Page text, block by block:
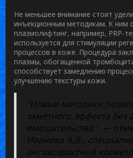
Не меньшее внимание стоит
инъекционным методикам. К ним
плазмолифтинг, например, PRP-
используется для стимуляции
процессов в коже. Процедура
плазмы, обогащенной
способствует замедлению
улучшению текстуры кожи.
"Новые методики
заметного эффекта без
вмешательства," —
Иванова А.В.,
антивозрастной